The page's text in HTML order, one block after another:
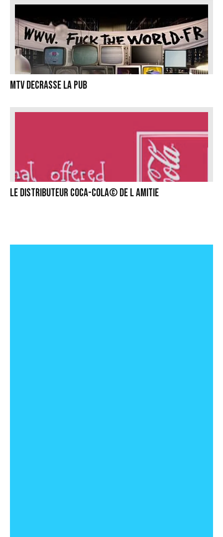
MTV DECRASSE LA PUB
Le distributeur Coca-Cola© de l amitie